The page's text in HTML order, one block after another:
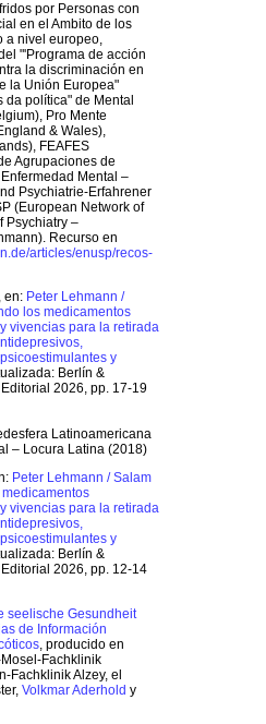
por Personas con
en el Ambito de los
a nivel europeo,
"'Programa de acción
la discriminación en
la Unión Europea"
política" de Mental
Pro Mente
& Wales),
FEAFES
Agrupaciones de
Mental –
Psychiatrie-Erfahrener
(European Network of
Psychiatry –
Recurso en
articles/enusp/recos-
, en: Peter Lehmann /
los medicamentos
vivencias para la retirada
y
Berlín &
2026, pp. 17-19
Latinoamericana
– Locura Latina (2018)
Peter Lehmann / Salam
vivencias para la retirada
y
Berlín &
2026, pp. 12-14
seelische Gesundheit
de Información
, producido en
Fachklinik
Fachklinik Alzey, el
Volkmar Aderhold y